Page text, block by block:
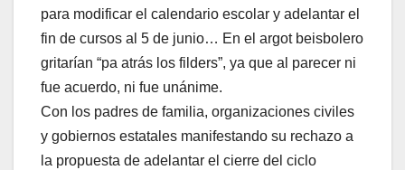
para modificar el calendario escolar y adelantar el
fin de cursos al 5 de junio… En el argot beisbolero
gritarían “pa atrás los filders”, ya que al parecer ni
fue acuerdo, ni fue unánime.
Con los padres de familia, organizaciones civiles
y gobiernos estatales manifestando su rechazo a
la propuesta de adelantar el cierre del ciclo